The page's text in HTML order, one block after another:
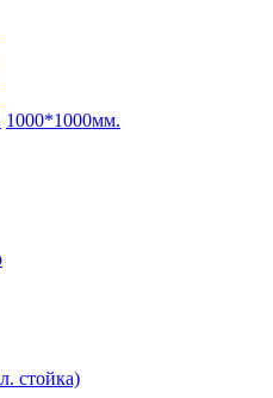
1000*1000мм.
стойка)